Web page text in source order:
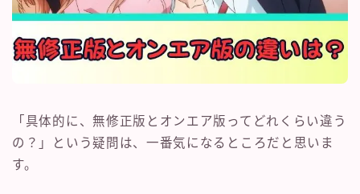
「具体的に、無修正版とオンエア版ってどれくらい違う
の？」という疑問は、一番気になるところだと思いま
す。